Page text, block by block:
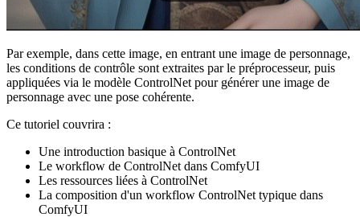
Par exemple, dans cette image, en entrant une image de personnage,
les conditions de contrôle sont extraites par le préprocesseur, puis
appliquées via le modèle ControlNet pour générer une image de
personnage avec une pose cohérente.
Ce tutoriel couvrira :
Une introduction basique à ControlNet
Le workflow de ControlNet dans ComfyUI
Les ressources liées à ControlNet
La composition d'un workflow ControlNet typique dans
ComfyUI